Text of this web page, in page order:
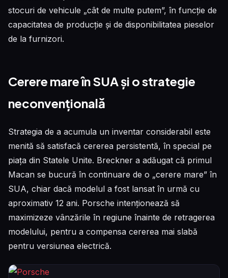
stocuri de vehicule „cât de multe putem”, în funcție de
capacitatea de producție și de disponibilitatea pieselor
de la furnizori.
Cerere mare în SUA și o strategie
neconvențională
Strategia de a acumula un inventar considerabil este
menită să satisfacă cererea persistentă, în special pe
piața din Statele Unite. Breckner a adăugat că primul
Macan se bucură în continuare de o „cerere mare” în
SUA, chiar dacă modelul a fost lansat în urmă cu
aproximativ 12 ani. Porsche intenționează să
maximizeze vânzările în regiune înainte de retragerea
modelului, pentru a compensa cererea mai slabă
pentru versiunea electrică.